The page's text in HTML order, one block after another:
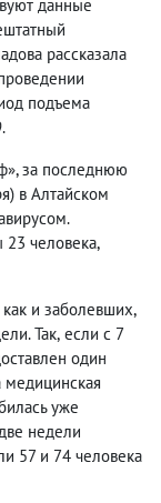
данные
рассказала
подъема
за последнюю
в Алтайском
23 человека,
как и заболевших,
Так, если с 7
один
медицинская
уже
недели
57 и 74 человека